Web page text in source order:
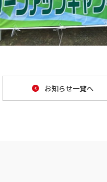
お知らせ一覧へ